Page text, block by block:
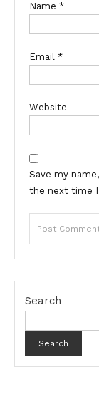
Name *
Email *
Website
Save my
the next time
Search
Search